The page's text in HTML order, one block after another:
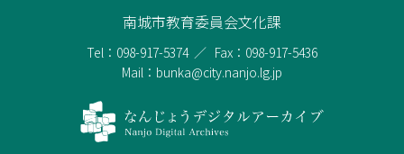
南城市教育委員会文化課
Tel：098-917-5374
Fax：098-917-5436
Mail：bunka@city.nanjo.lg.jp